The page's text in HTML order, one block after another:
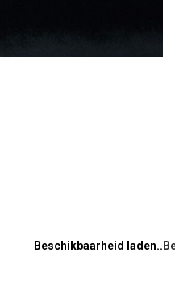
Beschikbaarheid laden..